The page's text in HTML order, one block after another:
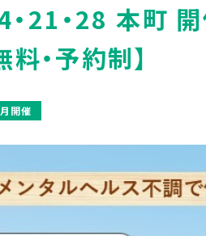
・21・28 本町
料・予約制】
開催